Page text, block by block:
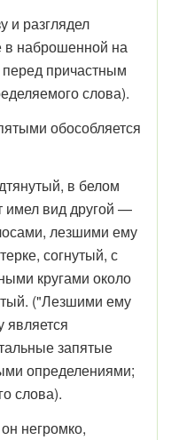
и разглядел
в на­брошенной на
причастным
слова).
обособляется
в белом
имел вид другой —
лезши­ми ему
согнутый, с
кругами около
("Лезшими ему
является
запятые
определениями;
слова).
негромко,